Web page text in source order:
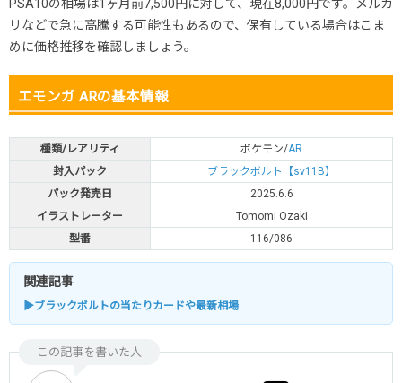
PSA10の相場は1ヶ月前7,500円に対して、現在8,000円です。メルカ
リなどで急に高騰する可能性もあるので、保有している場合はこま
めに価格推移を確認しましょう。
エモンガ ARの基本情報
種類/レアリティ ポケモン/AR
封入パック
ブラックボルト【sv11B】
パック発売日
2025.6.6
イラストレーター
Tomomi Ozaki
型番
116/086
関連記事
▶ブラックボルトの当たりカードや最新相場
この記事を書いた人